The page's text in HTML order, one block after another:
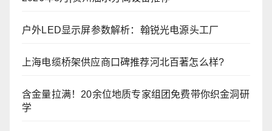
户外LED显示屏参数解析：翰锐光电源头工厂
上海电缆桥架供应商口碑推荐河北百著怎么样?
含金量拉满！20余位地质专家组团免费带你织金洞研
学